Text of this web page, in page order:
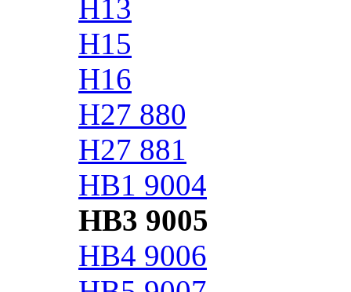
H13
H15
H16
H27 880
H27 881
HB1 9004
HB3 9005
HB4 9006